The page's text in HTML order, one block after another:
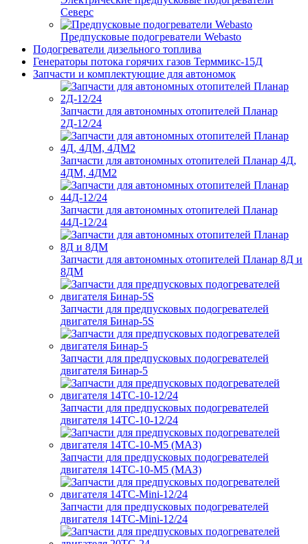
Северс
Предпусковые подогреватели Webasto
Подогреватели дизельного топлива
Генераторы потока горячих газов Терммикс-15Д
Запчасти и комплектующие для автономок
Запчасти для автономных отопителей Планар
2Д-12/24
Запчасти для автономных отопителей Планар 4Д,
4ДМ, 4ДМ2
Запчасти для автономных отопителей Планар
44Д-12/24
Запчасти для автономных отопителей Планар 8Д и
8ДМ
Запчасти для предпусковых подогревателей
двигателя Бинар-5S
Запчасти для предпусковых подогревателей
двигателя Бинар-5
Запчасти для предпусковых подогревателей
двигателя 14ТС-10-12/24
Запчасти для предпусковых подогревателей
двигателя 14ТС-10-М5 (МАЗ)
Запчасти для предпусковых подогревателей
двигателя 14ТС-Mini-12/24